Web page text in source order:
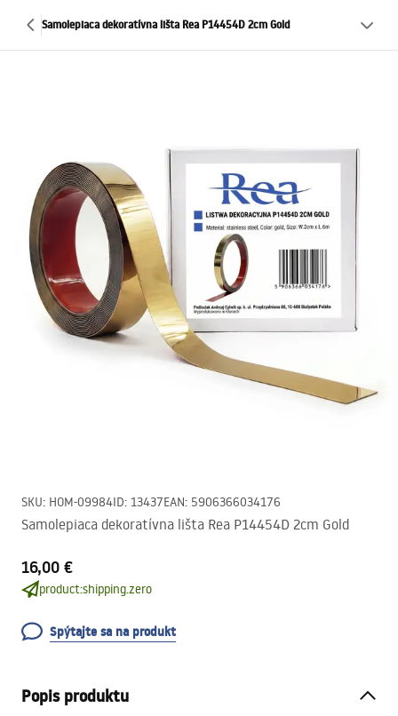
Samolepiaca dekoratívna lišta Rea P14454D 2cm Gold
SKU: HOM-09984ID: 13437EAN: 5906366034176
Samolepiaca dekoratívna lišta Rea P14454D 2cm Gold
16,00 €
product:shipping.zero
Spýtajte sa na produkt
Popis produktu